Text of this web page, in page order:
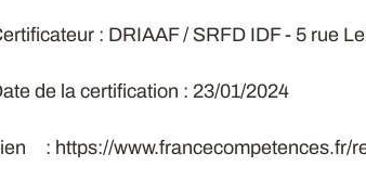
: DRIAAF / SRFD IDF - 5 rue
de la certification : 23/01/2024
: https://www.francecompetences.fr/